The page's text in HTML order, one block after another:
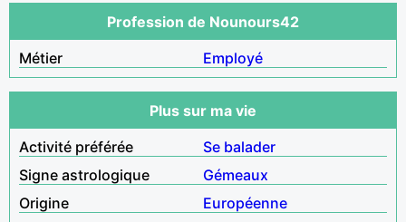
Profession de Nounours42
Métier
Employé
Plus sur ma vie
Activité préférée
Se balader
Signe astrologique
Gémeaux
Origine
Européenne